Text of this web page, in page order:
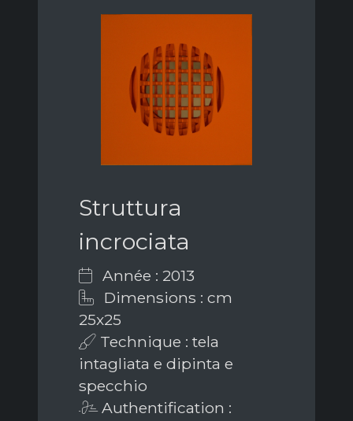
Struttura
incrociata
Année : 2013
Dimensions : cm
25x25
Technique : tela
intagliata e dipinta e
specchio
Authentification :